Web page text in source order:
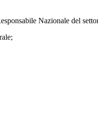
Nazionale del